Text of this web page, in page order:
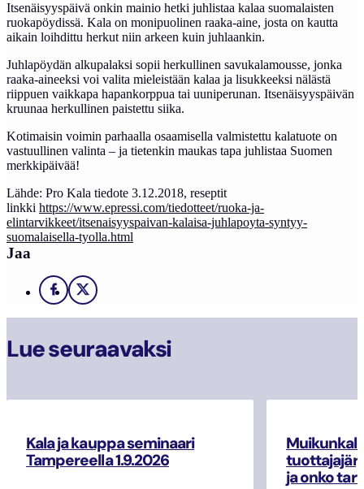
Itsenäisyyspäivä onkin mainio hetki juhlistaa kalaa suomalaisten
ruokapöydissä. Kala on monipuolinen raaka-aine, josta on kautta
aikain loihdittu herkut niin arkeen kuin juhlaankin.
Juhlapöydän alkupalaksi sopii herkullinen savukalamousse, jonka
raaka-aineeksi voi valita mieleistään kalaa ja lisukkeeksi nälästä
riippuen vaikkapa hapankorppua tai uuniperunan. Itsenäisyyspäivän
kruunaa herkullinen paistettu siika.
Kotimaisin voimin parhaalla osaamisella valmistettu kalatuote on
vastuullinen valinta – ja tietenkin maukas tapa juhlistaa Suomen
merkkipäivää!
Lähde: Pro Kala tiedote 3.12.2018, reseptit
linkki https://www.epressi.com/tiedotteet/ruoka-ja-
elintarvikkeet/itsenaisyyspaivan-kalaisa-juhlapoyta-syntyy-
suomalaisella-tyolla.html
Jaa
Facebook
X
Lue seuraavaksi
Kala ja kauppa seminaari
Tampereella 1.9.2026
ja onko